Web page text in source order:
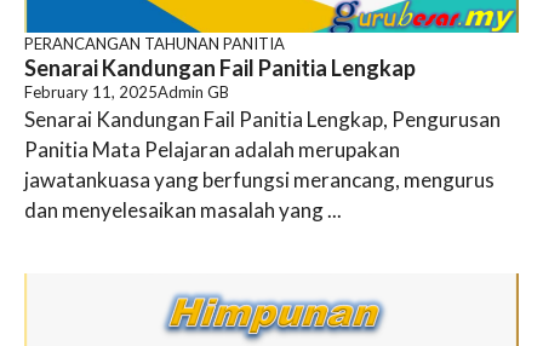
PERANCANGAN TAHUNAN PANITIA
Senarai Kandungan Fail Panitia Lengkap
February 11, 2025Admin GB
Senarai Kandungan Fail Panitia Lengkap, Pengurusan
Panitia Mata Pelajaran adalah merupakan
jawatankuasa yang berfungsi merancang, mengurus
dan menyelesaikan masalah yang ...